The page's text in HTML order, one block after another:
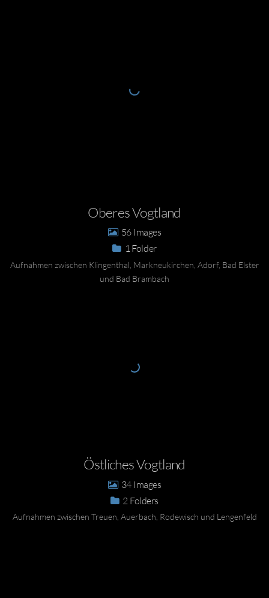
Oberes Vogtland
56
1
Aufnahmen zwischen Klingenthal, Markneukirchen, Adorf, Bad Elster
und Bad Brambach
Östliches Vogtland
34
2
Aufnahmen zwischen Treuen, Auerbach, Rodewisch und Lengenfeld